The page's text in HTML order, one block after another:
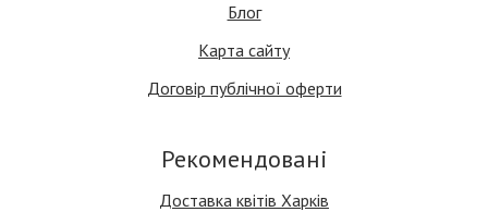
Блог
Карта сайту
Договір публічної оферти
Рекомендовані
Доставка квітів Харків